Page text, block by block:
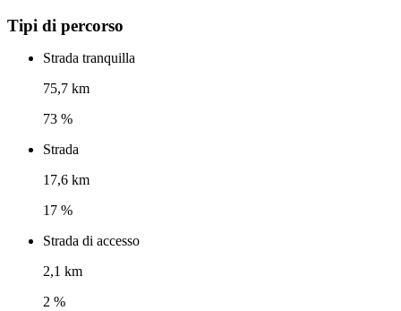
Tipi di percorso
Strada tranquilla
75,7 km
73 %
Strada
17,6 km
17 %
Strada di accesso
2,1 km
2 %